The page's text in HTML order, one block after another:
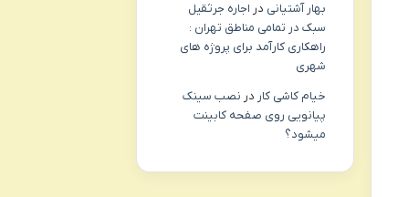
بهار آشتیانی در اجاره جرثقیل
سبک در تمامی مناطق تهران :
راهکاری کارآمد برای پروژه های
شهری
خیام کاشی کار در نصب سینک
پیانویی روی صفحه کابینت
میشود؟